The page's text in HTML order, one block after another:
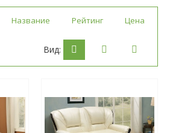
Название Рейтинг Цена
Вид: